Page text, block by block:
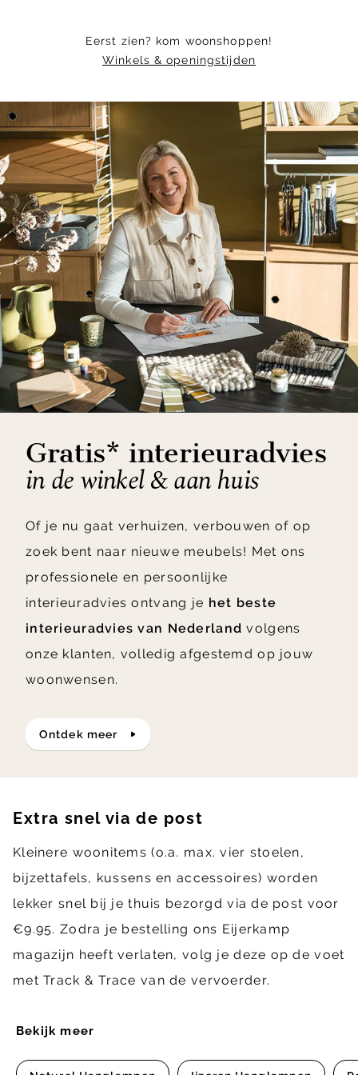
Eerst zien? kom woonshoppen!
Winkels & openingstijden
Gratis* interieuradvies
in de winkel & aan huis
Of je nu gaat verhuizen, verbouwen of op
zoek bent naar nieuwe meubels! Met ons
professionele en persoonlijke
interieuradvies ontvang je het beste
interieuradvies van Nederland volgens
onze klanten, volledig afgestemd op jouw
woonwensen.
ontdek meer
Bekijk meer
Extra snel via de post
Kleinere woonitems (o.a. max. vier stoelen,
bijzettafels, kussens en accessoires) worden
lekker snel bij je thuis bezorgd via de post voor
€9.95. Zodra je bestelling ons Eijerkamp
magazijn heeft verlaten, volg je deze op de voet
met Track & Trace van de vervoerder.